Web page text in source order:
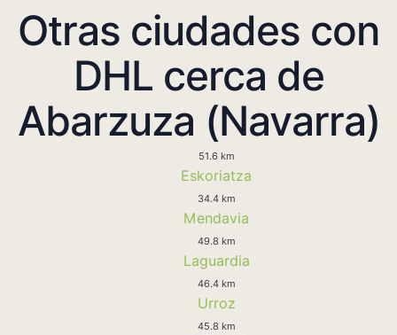
Otras ciudades con
DHL cerca de
Abarzuza (Navarra)
51.6 km
Eskoriatza
34.4 km
Mendavia
49.8 km
Laguardia
46.4 km
Urroz
45.8 km